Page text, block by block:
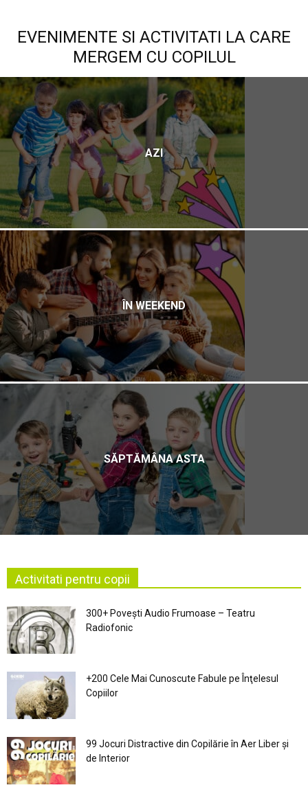
EVENIMENTE SI ACTIVITATI LA CARE
MERGEM CU COPILUL
AZI
ÎN WEEKEND
SĂPTĂMÂNA ASTA
Activitati pentru copii
300+ Povești Audio Frumoase – Teatru
Radiofonic
+200 Cele Mai Cunoscute Fabule pe Înţelesul
Copiilor
99 Jocuri Distractive din Copilărie în Aer Liber şi
de Interior